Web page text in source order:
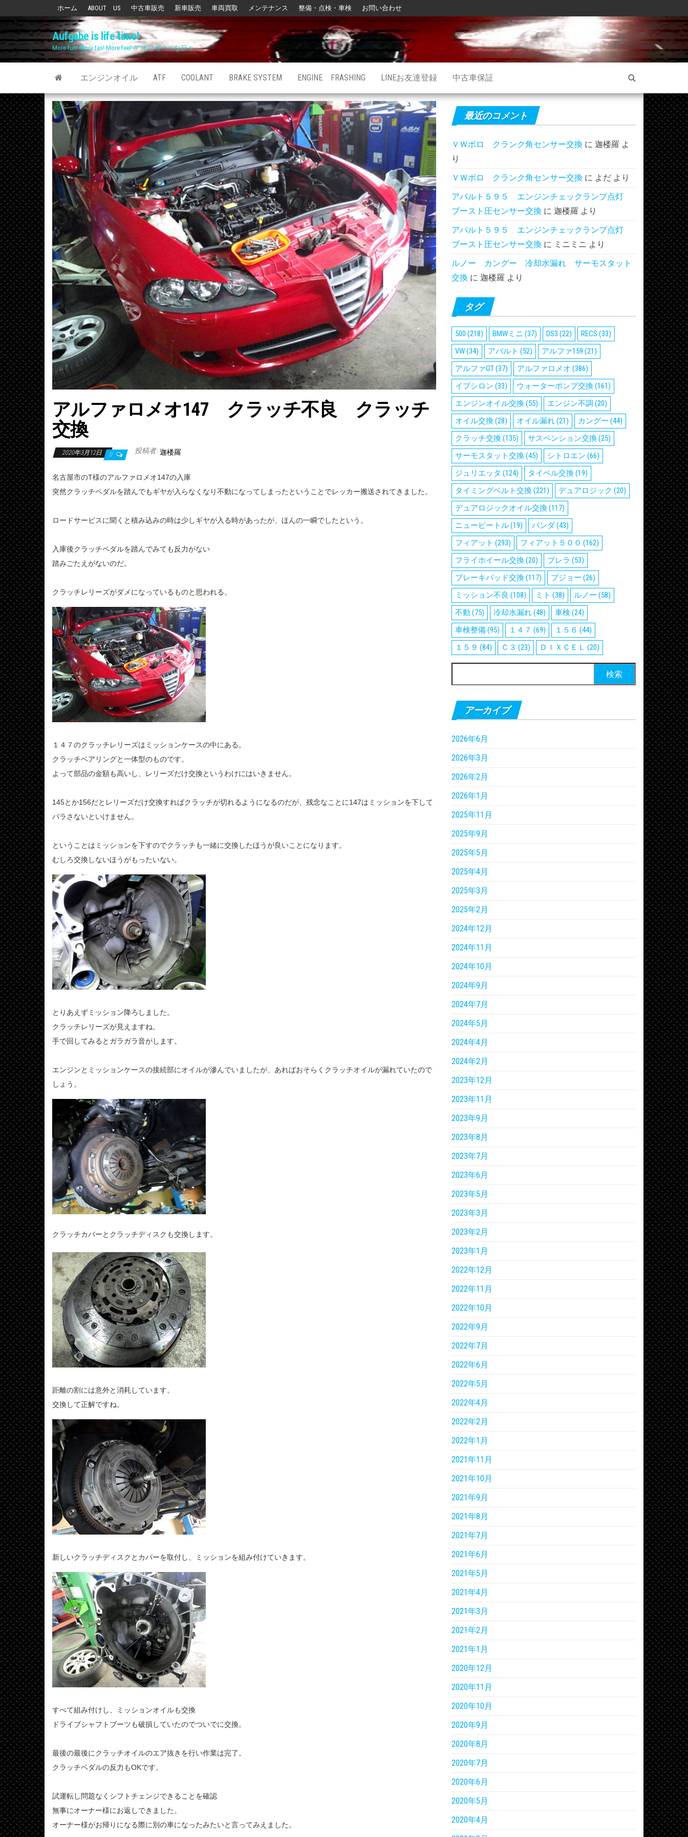
the
content
ホーム ABOUT US 中古車販売 新車販売 車両買取 メンテナンス 整備・点検・車検 お問い合わせ
Aufgabe is life time!
More fun! More fan! More feel! アオフガーベな日々
エンジンオイル ATF COOLANT BRAKE SYSTEM ENGINE FRASHING LINEお友達登録 中古車保証
アルファロメオ147 クラッチ不良 クラッチ
交換
2020年3月12日 0 投稿者: 迦楼羅
名古屋市のT様のアルファロメオ147の入庫
突然クラッチペダルを踏んでもギヤが入らなくなり不動になってしまったということでレッカー搬送されてきました。
ロードサービスに聞くと積み込みの時は少しギヤが入る時があったが、ほんの一瞬でしたという。
入庫後クラッチペダルを踏んでみても反力がない
踏みごたえがないのだ。
クラッチレリーズがダメになっているものと思われる。
１４７のクラッチレリーズはミッションケースの中にある。
クラッチベアリングと一体型のものです。
よって部品の金額も高いし、レリーズだけ交換というわけにはいきません。
145とか156だとレリーズだけ交換すればクラッチが切れるようになるのだが、残念なことに147はミッションを下して
バラさないといけません。
ということはミッションを下すのでクラッチも一緒に交換したほうが良いことになります。
むしろ交換しないほうがもったいない。
とりあえずミッション降ろしました。
クラッチレリーズが見えますね。
手で回してみるとガラガラ音がします。
エンジンとミッションケースの接続部にオイルが滲んでいましたが、あればおそらくクラッチオイルが漏れていたので
しょう。
クラッチカバーとクラッチディスクも交換します。
距離の割には意外と消耗しています。
交換して正解ですね。
新しいクラッチディスクとカバーを取付し、ミッションを組み付けていきます。
すべて組み付けし、ミッションオイルも交換
ドライブシャフトブーツも破損していたのでついでに交換。
最後の最後にクラッチオイルのエア抜きを行い作業は完了。
クラッチペダルの反力もOKです。
試運転し問題なくシフトチェンジできることを確認
無事にオーナー様にお返しできました。
オーナー様がお帰りになる際に別の車になったみたいと言ってみえました。
最近のコメント
ＶＷポロ クランク角センサー交換 に 迦楼羅 よ
り
ＶＷポロ クランク角センサー交換 に よだ より
アバルト５９５ エンジンチェックランプ点灯
ブースト圧センサー交換 に 迦楼羅 より
アバルト５９５ エンジンチェックランプ点灯
ブースト圧センサー交換 に ミニミニ より
ルノー カングー 冷却水漏れ サーモスタット
交換 に 迦楼羅 より
タグ
500 (218) BMWミニ (37) DS3 (22) RECS (33)
VW(34) アバルト (52) アルファ159 (21)
アルファGT(37) アルファロメオ (386)
イプシロン (33) ウォーターポンプ交換(161)
エンジンオイル交換(55) エンジン不調 (20)
オイル交換(28) オイル漏れ(21) カングー (44)
クラッチ交換(135) サスペンション交換(25)
サーモスタット交換(45) シトロエン (66)
ジュリエッタ (124) タイベル交換(19)
タイミングベルト交換(221) デュアロジック (20)
デュアロジックオイル交換(117)
ニュービートル(19) パンダ(43)
フィアット (293) フィアット５００ (162)
フライホイール交換(20) ブレラ (53)
ブレーキパッド交換(117) プジョー (26)
ミッション不良 (108) ミト (38) ルノー (58)
不動 (75) 冷却水漏れ(48) 車検 (24)
車検整備(95) １４７ (69) １５６ (44)
１５９ (84) Ｃ３ (23) ＤＩＸＣＥＬ (20)
索:
アーカイブ
2026年6月
2026年3月
2026年2月
2026年1月
2025年11月
2025年9月
2025年5月
2025年4月
2025年3月
2025年2月
2024年12月
2024年11月
2024年10月
2024年9月
2024年7月
2024年5月
2024年4月
2024年2月
2023年12月
2023年11月
2023年9月
2023年8月
2023年7月
2023年6月
2023年5月
2023年3月
2023年2月
2023年1月
2022年12月
2022年11月
2022年10月
2022年9月
2022年7月
2022年6月
2022年5月
2022年4月
2022年2月
2022年1月
2021年11月
2021年10月
2021年9月
2021年8月
2021年7月
2021年6月
2021年5月
2021年4月
2021年3月
2021年2月
2021年1月
2020年12月
2020年11月
2020年10月
2020年9月
2020年8月
2020年7月
2020年6月
2020年5月
2020年4月